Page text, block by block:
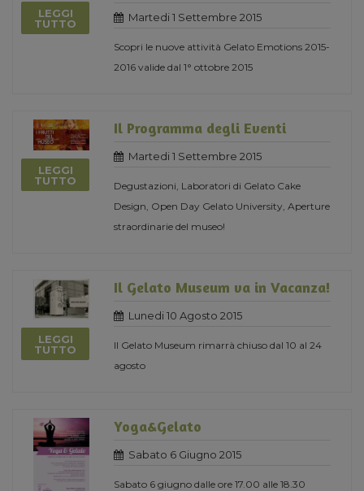
LEGGI
TUTTO
Martedi 1 Settembre 2015
Scopri le nuove attività Gelato Emotions 2015-
2016 valide dal 1° ottobre 2015
LEGGI
TUTTO
Il Programma degli Eventi
Martedi 1 Settembre 2015
Degustazioni, Laboratori di Gelato Cake
Design, Open Day Gelato University, Aperture
straordinarie del museo!
LEGGI
TUTTO
Il Gelato Museum va in Vacanza!
Lunedi 10 Agosto 2015
Il Gelato Museum rimarrà chiuso dal 10 al 24
agosto
Yoga&Gelato
Sabato 6 Giugno 2015
Sabato 6 giugno dalle ore 17.00 alle 18.30